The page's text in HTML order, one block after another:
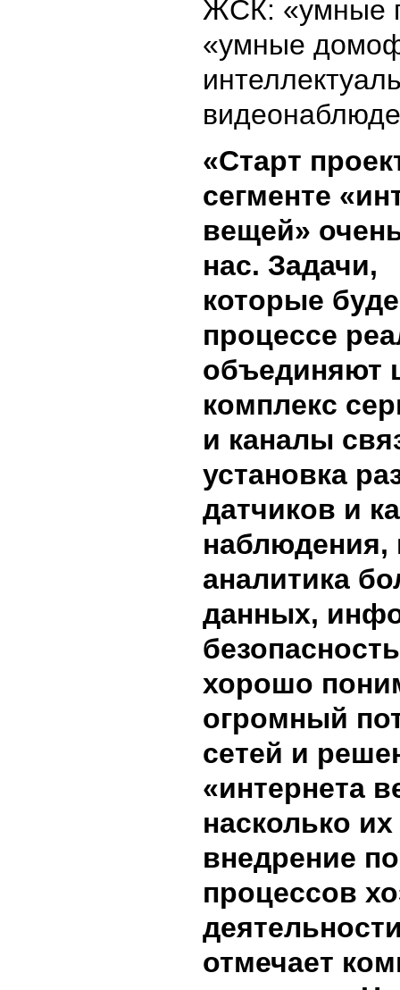
ЖСК: «умные
«умные
«Старт
сегменте
вещей»
нас. Задачи,
которые
процессе
объединяют
комплекс
и каналы
установка
датчиков и
наблюдения,
аналитика
данных,
хорошо
огромный
сетей и
«интернета
насколько их
внедрение
процессов
отмечает